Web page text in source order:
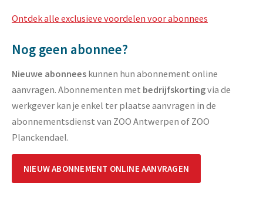
Ontdek alle exclusieve voordelen voor abonnees
Nog geen abonnee?
Nieuwe abonnees kunnen hun abonnement online
aanvragen. Abonnementen met bedrijfskortingvia de
werkgever kan je enkel ter plaatse aanvragen in de
abonnementsdienst van ZOO Antwerpen of ZOO
Planckendael.
NIEUW ABONNEMENT ONLINE AANVRAGEN